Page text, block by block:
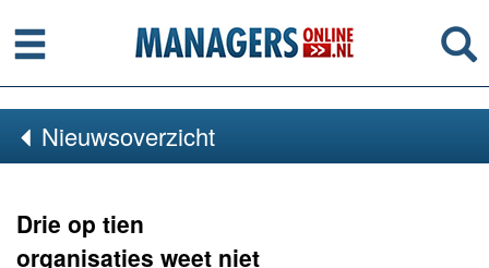
Menu
Nieuwsoverzicht
Drie op tien
organisaties weet niet